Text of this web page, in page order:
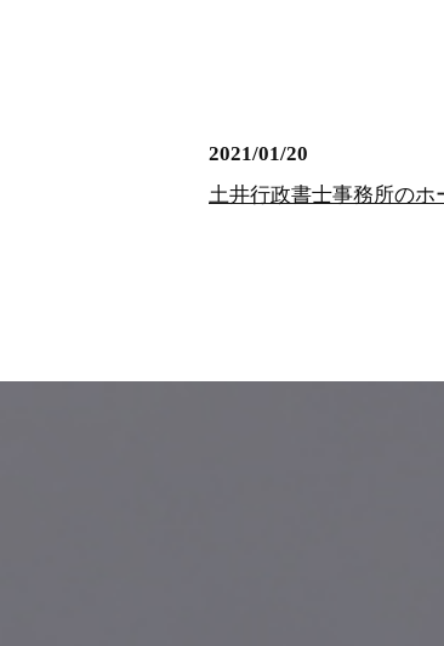
2021/01/20
土井行政書士事務所のホ